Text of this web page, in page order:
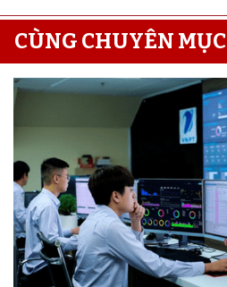
CÙNG CHUYÊN MỤC